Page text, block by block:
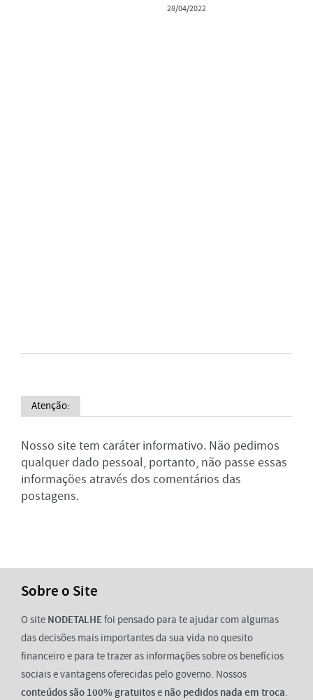
28/04/2022
Atenção:
Nosso site tem caráter informativo. Não pedimos
qualquer dado pessoal, portanto, não passe essas
informações através dos comentários das
postagens.
Sobre o Site
O site NODETALHEfoi pensado para te ajudar com algumas
das decisões mais importantes da sua vida no quesito
financeiro e para te trazer as informações sobre os benefícios
sociais e vantagens oferecidas pelo governo. Nossos
conteúdos são 100% gratuitose não pedidos nada em troca.